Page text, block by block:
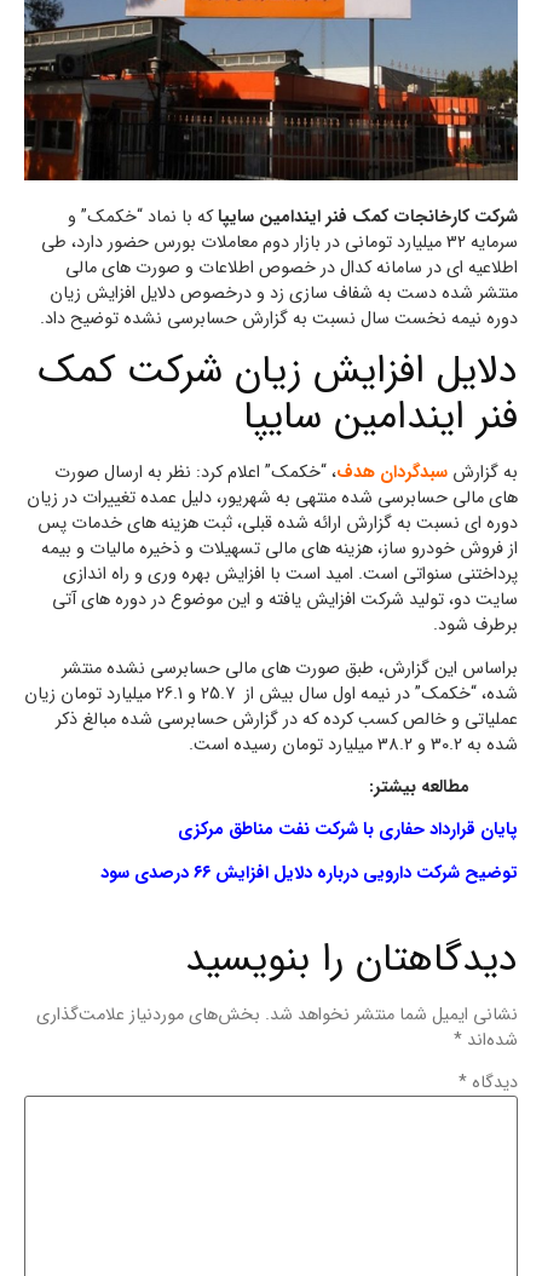
شرکت کارخانجات کمک فنر ایندامین سایپاکه با نماد “خکمک” و
سرمایه 32 میلیارد تومانی در بازار دوم معاملات بورس حضور دارد، طی
اطلاعیه ای در سامانه کدال در خصوص اطلاعات و صورت های مالی
منتشر شده دست به شفاف سازی زد و درخصوص دلایل افزایش زیان
دوره نیمه نخست سال نسبت به گزارش حسابرسی نشده توضیح داد.
دلایل افزایش زیان شرکت کمک
فنر ایندامین سایپا
به گزارش سبدگردان هدف، “خکمک” اعلام کرد: نظر به ارسال صورت
های مالی حسابرسی شده منتهی به شهریور، دلیل عمده تغییرات در زیان
دوره ای نسبت به گزارش ارائه شده قبلی، ثبت هزینه های خدمات پس
از فروش خودرو ساز، هزینه های مالی تسهیلات و ذخیره مالیات و بیمه
پرداختنی سنواتی است. امید است با افزایش بهره وری و راه اندازی
سایت دو، تولید شرکت افزایش یافته و این موضوع در دوره های آتی
برطرف شود.
براساس این گزارش، طبق صورت های مالی حسابرسی نشده منتشر
شده، “خکمک” در نیمه اول سال بیش از 25.7 و 26.1 میلیارد تومان زیان
عملیاتی و خالص کسب کرده که در گزارش حسابرسی شده مبالغ ذکر
شده به 30.2 و 38.2 میلیارد تومان رسیده است.
مطالعه بیشتر:
پایان قرارداد حفاری با شرکت نفت مناطق مرکزی
توضیح شرکت دارویی درباره دلایل افزایش ۶۶ درصدی سود
دیدگاهتان را بنویسید
نشانی ایمیل شما منتشر نخواهد شد. بخش‌های موردنیاز علامت‌گذاری
شده‌اند *
دیدگاه *